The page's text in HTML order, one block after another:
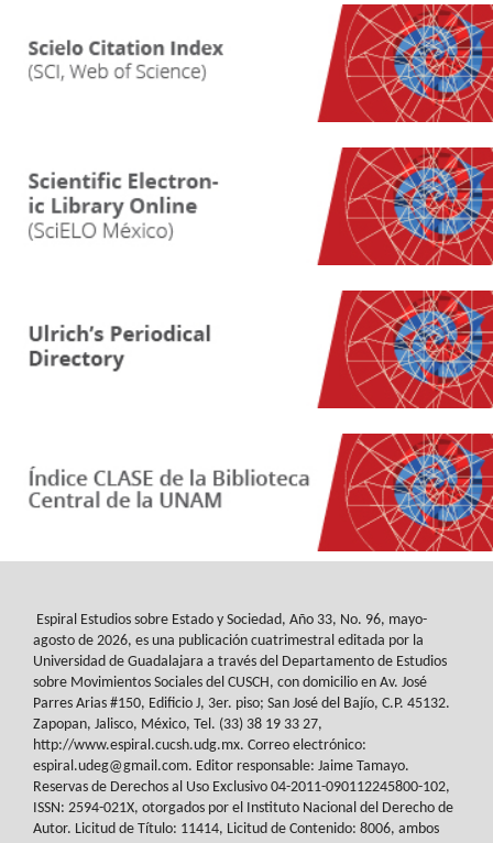
Espiral Estudios sobre Estado y Sociedad, Año 33, No. 96, mayo-
agosto de 2026, es una publicación cuatrimestral editada por la
Universidad de Guadalajara a través del Departamento de Estudios
sobre Movimientos Sociales del CUSCH, con domicilio en Av. José
Parres Arias #150, Edificio J, 3er. piso; San José del Bajío, C.P. 45132.
Zapopan, Jalisco, México, Tel. (33) 38 19 33 27,
http://www.espiral.cucsh.udg.mx. Correo electrónico:
espiral.udeg@gmail.com. Editor responsable: Jaime Tamayo.
Reservas de Derechos al Uso Exclusivo 04-2011-090112245800-102,
ISSN: 2594-021X, otorgados por el Instituto Nacional del Derecho de
Autor. Licitud de Título: 11414, Licitud de Contenido: 8006, ambos